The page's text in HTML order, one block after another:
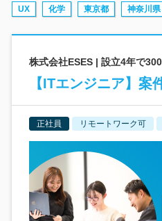
UX 化学 東京都 神奈川県
株式会社ESES | 設立4年で
【ITエンジニア】
正社員 リモートワーク可